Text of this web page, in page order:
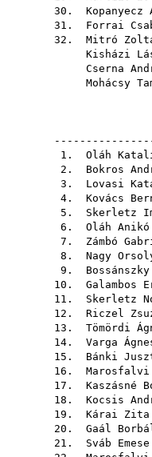
30.
31. Forrai
32. Mitró
Kisházi
Cserna
Mohácsy
1. Oláh
2. Bokros
3. Lovasi
4. Kovács
5. Skerletz
6. Oláh Anikó
7. Zámbó
8. Nagy
9.
10. Galambos
11. Skerletz
12. Riczel
13. Tömördi
14. Varga
15. Bánki
16. Marosfalvi
17. Kaszásné
18. Kocsis
19. Kárai Zita
20. Gaál
21. Sváb Emese